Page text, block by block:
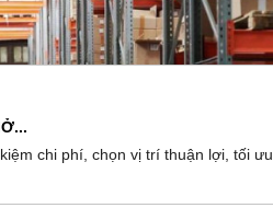
chi phí, chọn vị trí thuận lợi, tối ưu